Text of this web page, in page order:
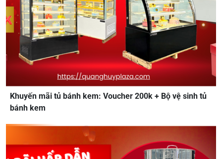
Khuyến mãi tủ bánh kem: Voucher 200k + Bộ vệ sinh tủ
bánh kem